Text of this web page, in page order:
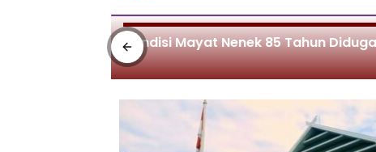
Kondisi Mayat Nenek 85 Tahun